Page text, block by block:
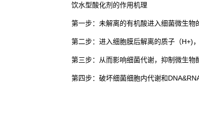
饮水型酸化剂的作用机理
第一步：未解离的有机酸进入细菌微生物
第二步：进入细胞膜后解离的质子（H+)
第三步：从而影响细菌代谢，抑制微生物
第四步：破坏细菌细胞内代谢和